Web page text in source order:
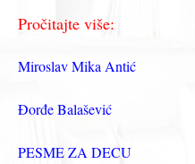
Pročitajte više:
Miroslav Mika Antić
Đorđe Balašević
PESME ZA DECU